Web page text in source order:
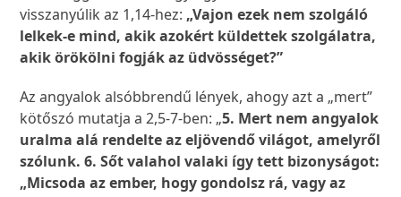
visszanyúlik az 1,14-hez: „Vajon ezek nem szolgáló
lelkek-e mind, akik azokért küldettek szolgálatra,
akik örökölni fogják az üdvösséget?”
Az angyalok alsóbbrendű lények, ahogy azt a „mert”
kötőszó mutatja a 2,5-7-ben: „5. Mert nem angyalok
uralma alá rendelte az eljövendő világot, amelyről
szólunk. 6. Sőt valahol valaki így tett bizonyságot:
„Micsoda az ember, hogy gondolsz rá, vagy az